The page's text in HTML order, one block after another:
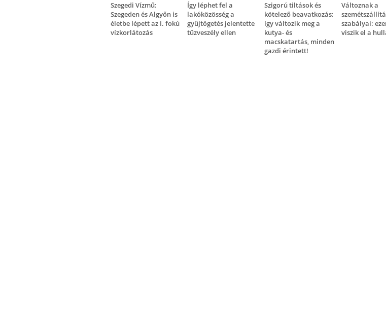
Szegedi Vízmű:
Szegeden és Algyőn is
életbe lépett az I. fokú
vízkorlátozás
Így léphet fel a
lakóközösség a
gyűjtögetés jelentette
tűzveszély ellen
Szigorú tiltások és
kötelező beavatkozás:
így változik meg a
kutya- és
macskatartás, minden
gazdi érintett!
Változnak a
szabályai:
viszik el a